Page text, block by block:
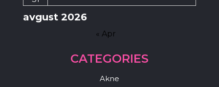
avgust 2026
« Apr
CATEGORIES
Akne